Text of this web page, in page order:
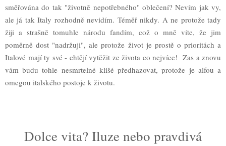
směřována do tak "životně nepotřebného" oblečení? Nevím jak vy,
ale já tak Italy rozhodně nevidím. Téměř nikdy. A ne protože tady
žiji a strašně tomuhle národu fandím, což o mně víte, že jim
poměrně dost "nadržuji", ale protože život je prostě o prioritách a
Italové mají ty své - chtějí vytěžit ze života co nejvíce! Zas a znovu
vám budu tohle nesmrtelné klišé předhazovat, protože je alfou a
omegou italského postoje k životu.
Dolce vita? Iluze nebo pravdivá